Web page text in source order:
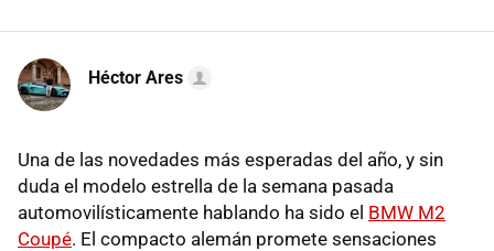
Héctor Ares
Una de las novedades más esperadas del año, y sin
duda el modelo estrella de la semana pasada
automovilísticamente hablando ha sido el BMW M2
Coupé. El compacto alemán promete sensaciones